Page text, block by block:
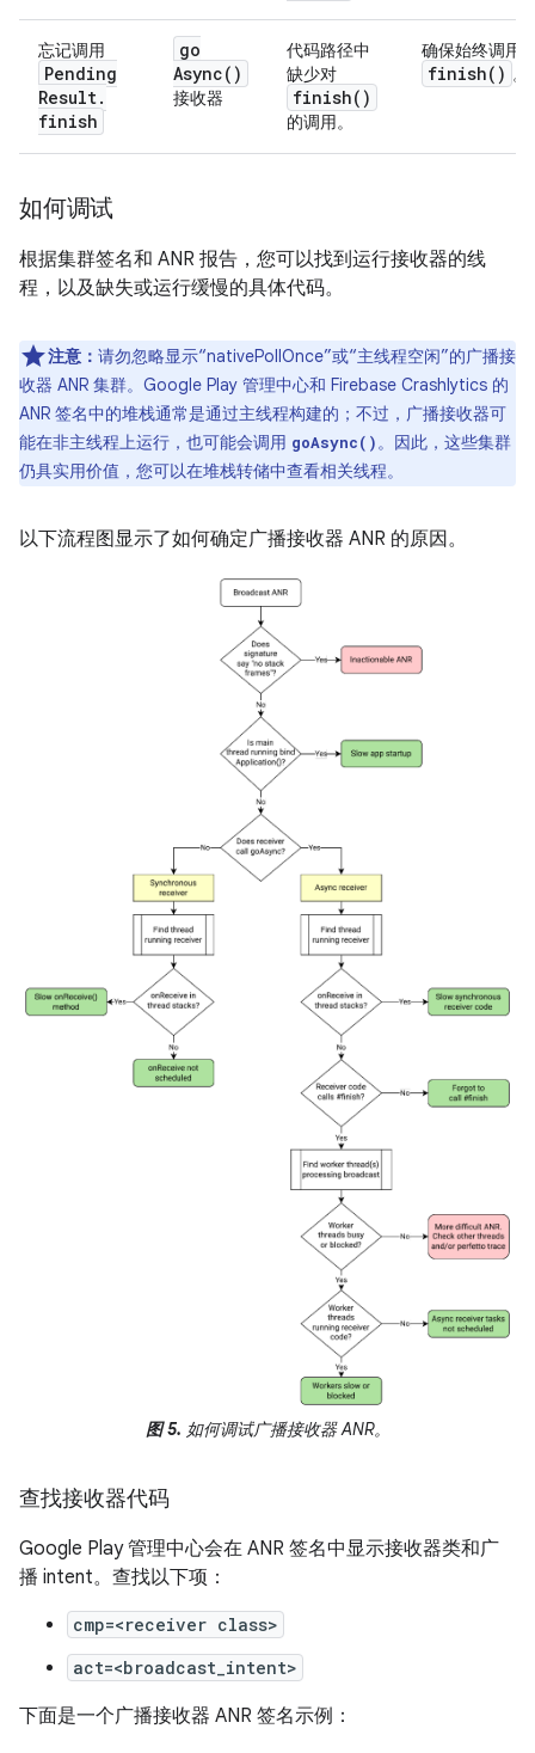
忘记调用
Pending
Result .
finish
go
Async( )
接收器
代码路径中
缺少对
finish( )
的调用。
确保始终调用
finish( ) 。
如何调试
根据集群签名和 ANR 报告，您可以找到运行接收器的线
程，以及缺失或运行缓慢的具体代码。
注意： 请勿忽略显示“nativePollOnce”或“主线程空闲”的广播接
收器 ANR 集群。Google Play 管理中心和 Firebase Crashlytics 的
ANR 签名中的堆栈通常是通过主线程构建的；不过，广播接收器可
能在非主线程上运行，也可能会调用 goAsync() 。因此，这些集群
仍具实用价值，您可以在堆栈转储中查看相关线程。
以下流程图显示了如何确定广播接收器 ANR 的原因。
图 5. 如何调试广播接收器 ANR。
查找接收器代码
Google Play 管理中心会在 ANR 签名中显示接收器类和广
播 intent。查找以下项：
cmp=<receiver class>
act=<broadcast_intent>
下面是一个广播接收器 ANR 签名示例：